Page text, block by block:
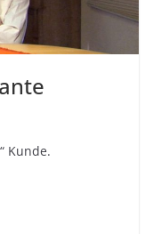
Kunde.